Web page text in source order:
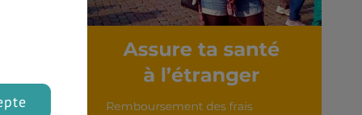
Découvrir cet interview